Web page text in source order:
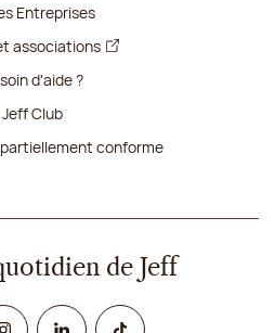
Entreprises
associations
d'aide ?
Jeff Club
conforme
de Jeff